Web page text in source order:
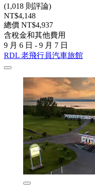
(1,018 則評論)
NT$4,148
總價 NT$4,937
含稅金和其他費用
9 月 6 日 - 9 月 7 日
RDL 老飛行員汽車旅館